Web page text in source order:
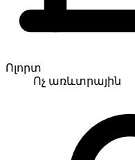
Ոլորտ
Ոչ առևտրային